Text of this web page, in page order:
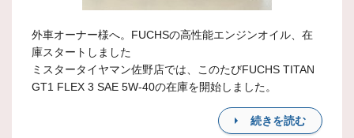
外車オーナー様へ。FUCHSの高性能エンジンオイル、在
庫スタートしました
ミスタータイヤマン佐野店では、このたびFUCHS TITAN
GT1 FLEX 3 SAE 5W-40の在庫を開始しました。
続きを読む